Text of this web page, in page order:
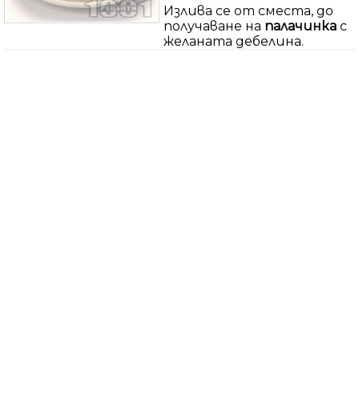
Излива се от сместа, до
получаване на палачинка с
желаната дебелина.